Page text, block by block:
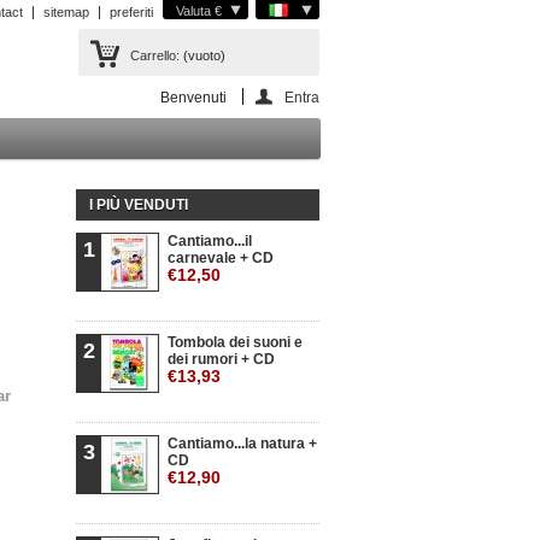
Valuta €
sitemap preferiti
Carrello: (vuoto)
Benvenuti Entra
I PIÙ VENDUTI
1
Cantiamo...il
carnevale + CD
€12,50
2
Tombola dei suoni e
dei rumori + CD
€13,93
3
Cantiamo...la natura +
CD
€12,90